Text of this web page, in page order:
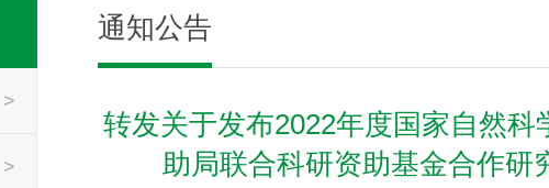
>
>
通知公告
转发关于发布2022年度国家自然
助局联合科研资助基金合作研